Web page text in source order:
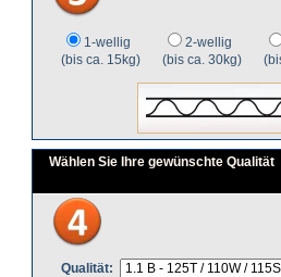
1-wellig
(bis ca. 15kg)
2-wellig
(bis ca. 30kg)
Wählen Sie Ihre gewünschte Qualität
Qualität: